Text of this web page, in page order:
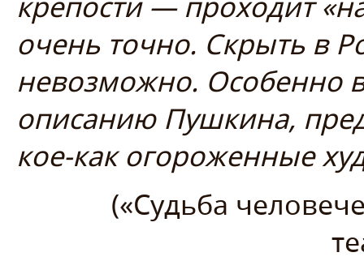
очень точно. Скрыть в
невозможно. Особенно
описанию Пушкина,
кое-как огороженные
(«Судьба